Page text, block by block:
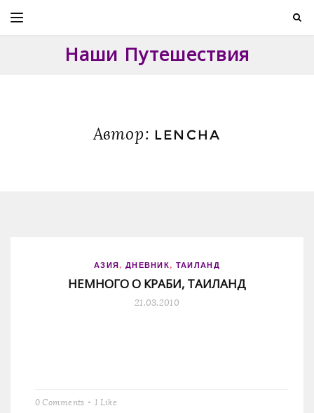
content
Наши Путешествия
Автор: LENCHA
АЗИЯ, ДНЕВНИК, ТАИЛАНД
НЕМНОГО О КРАБИ, ТАИЛАНД
21.03.2010
0 Comments 1 Like